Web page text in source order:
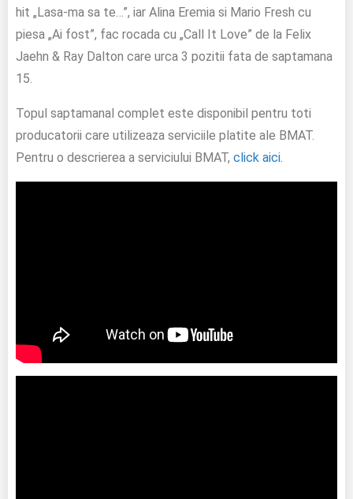
hit „Lasa-ma sa te…”, iar Alina Eremia si Mario Fresh cu
piesa „Ai fost”, fac rocada cu „Call It Love” de la Felix
Jaehn & Ray Dalton care urca 3 pozitii fata de saptamana
15.
Topul saptamanal complet este disponibil pentru toti
producatorii care utilizeaza serviciile platite ale BMAT.
Pentru o descrierea a serviciului BMAT, click aici.